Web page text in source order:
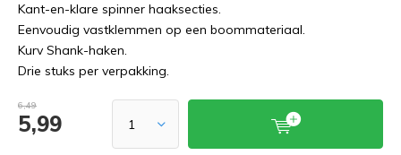
Kant-en-klare spinner haaksecties.
Eenvoudig vastklemmen op een boommateriaal.
Kurv Shank-haken.
Drie stuks per verpakking.
6,49
5,99